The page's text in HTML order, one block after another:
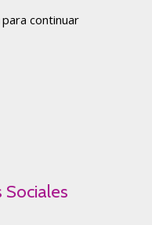
continuar
Sociales